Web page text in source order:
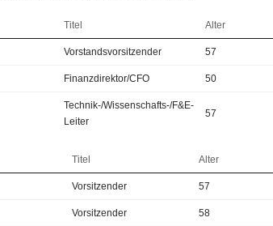
Titel Alter
Vorstandsvorsitzender 57
Finanzdirektor/CFO 50
Technik-/Wissenschafts-/F&E-
Leiter
57
Titel Alter
Vorsitzender 57
Vorsitzender 58